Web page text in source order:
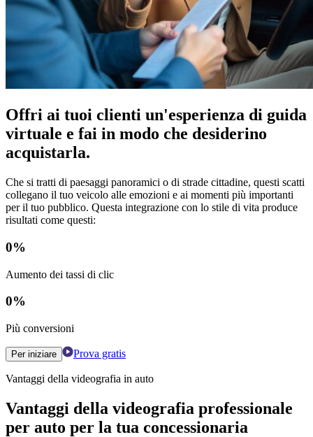
Offri ai tuoi clienti un'esperienza di guida
virtuale e fai in modo che desiderino
acquistarla.
Che si tratti di paesaggi panoramici o di strade cittadine, questi scatti
collegano il tuo veicolo alle emozioni e ai momenti più importanti
per il tuo pubblico. Questa integrazione con lo stile di vita produce
risultati come questi:
0%
Aumento dei tassi di clic
0%
Più conversioni
Per iniziare Prova gratis
Vantaggi della videografia in auto
Vantaggi della videografia professionale
per auto per la tua concessionaria